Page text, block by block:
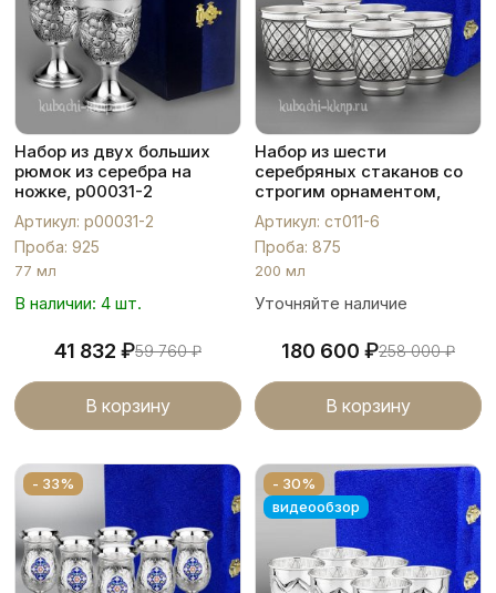
Набор из двух больших
рюмок из серебра на
ножке, р00031-2
Артикул: р00031-2
Проба: 925
77 мл
В наличии: 4 шт.
41 832 ₽59 760₽
В корзину
Набор из шести
серебряных стаканов со
строгим орнаментом,
ст011-6
Артикул: ст011-6
Проба: 875
200 мл
Уточняйте наличие
180 600 ₽258 000₽
В корзину
- 33%
- 30%
видеообзор